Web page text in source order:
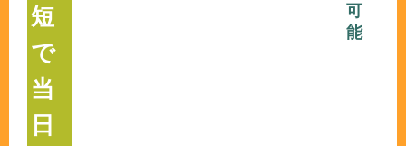
短
で
当
日
可
能